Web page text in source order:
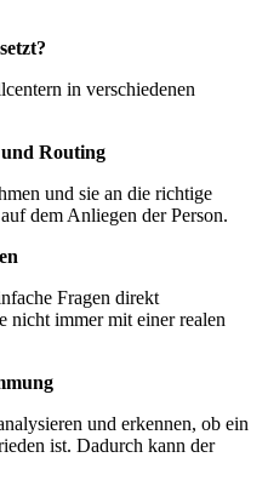
in verschiedenen
Routing
und sie an die richtige
dem Anliegen der Person.
Fragen direkt
nicht immer mit einer realen
und erkennen, ob ein
ist. Dadurch kann der